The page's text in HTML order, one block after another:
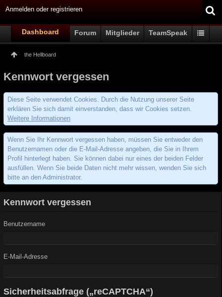
Anmelden oder registrieren
Dashboard Forum Mitglieder TeamSpeak
the Hellboard
Kennwort vergessen
Diese Seite verwendet Cookies. Durch die Nutzung unserer Seite
erklären Sie sich damit einverstanden, dass wir Cookies setzen.
Weitere Informationen
Wenn Sie Ihr Kennwort vergessen haben, müssen Sie entweder den
Benutzernamen oder die E-Mail-Adresse angeben, die Sie in Ihrem
Profil hinterlegt haben. Sie können dabei nur eines der beiden Felder
ausfüllen. Wenn Sie beide Daten nicht mehr wissen, wenden Sie sich
bitte an den Administrator.
Kennwort vergessen
Benutzername
E-Mail-Adresse
Sicherheitsabfrage („reCAPTCHA“)